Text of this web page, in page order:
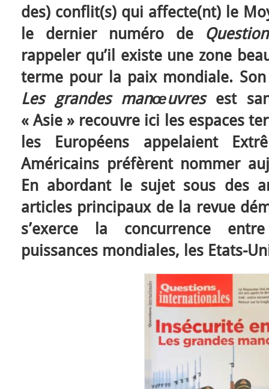
des) conflit(s) qui affecte(nt) le
le dernier numéro de
rappeler qu’il existe une zone
terme pour la paix mondiale.
Les grandes manœuvres est
« Asie » recouvre ici les espaces
les Européens appelaient
Américains préfèrent nommer
En abordant le sujet sous des
articles principaux de la revue
s’exerce la concurrence
puissances mondiales, les Etats-